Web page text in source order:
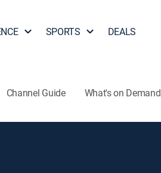
SPORTS DEALS
Channel Guide What's on Demand